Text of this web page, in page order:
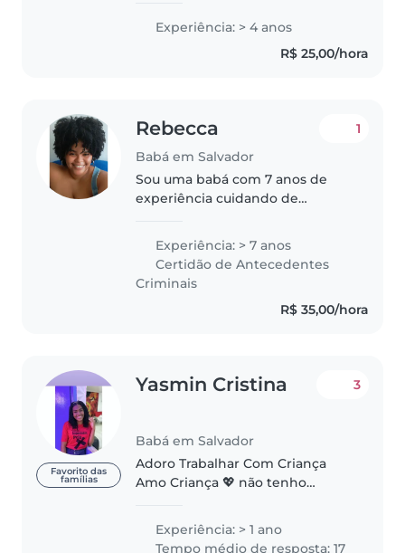
crianças pequenas, pré-escolares
e escolares. Sou responsável,
calma e paciente, e posso..
Experiência: > 4 anos
R$ 25,00/hora
Rebecca
Babá em Salvador
1
Sou uma babá com 7 anos de
experiência cuidando de
Sou amigável, cuidadosa e
responsável, e tenho habilidades
especiais em..
Experiência: > 7 anos
Certidão de Antecedentes
Criminais
R$ 35,00/hora
Favorito das
famílias
Yasmin Cristina ️
Babá em Salvador
3
Adoro Trabalhar Com Criança
Amo Criança 💖 não tenho
não tenho problema como
animais de estimação eu amo
Experiência: > 1 ano
Tempo médio de resposta: 17